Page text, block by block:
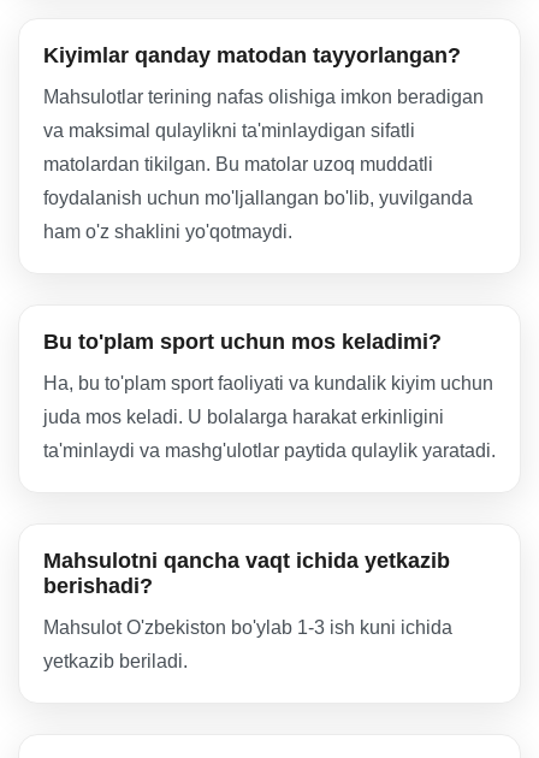
Kiyimlar qanday matodan tayyorlangan?
Mahsulotlar terining nafas olishiga imkon beradigan
va maksimal qulaylikni ta'minlaydigan sifatli
matolardan tikilgan. Bu matolar uzoq muddatli
foydalanish uchun mo'ljallangan bo'lib, yuvilganda
ham o'z shaklini yo'qotmaydi.
Bu to'plam sport uchun mos keladimi?
Ha, bu to'plam sport faoliyati va kundalik kiyim uchun
juda mos keladi. U bolalarga harakat erkinligini
ta'minlaydi va mashg'ulotlar paytida qulaylik yaratadi.
Mahsulotni qancha vaqt ichida yetkazib
berishadi?
Mahsulot O'zbekiston bo'ylab 1-3 ish kuni ichida
yetkazib beriladi.